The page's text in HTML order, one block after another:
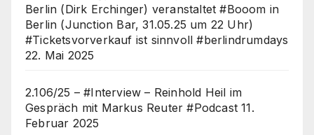
Berlin (Dirk Erchinger) veranstaltet #Booom in
Berlin (Junction Bar, 31.05.25 um 22 Uhr)
#Ticketsvorverkauf ist sinnvoll #berlindrumdays
22. Mai 2025
2.106/25 – #Interview – Reinhold Heil im
Gespräch mit Markus Reuter #Podcast 11.
Februar 2025